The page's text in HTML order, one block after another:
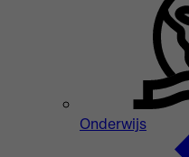
Onderwijs